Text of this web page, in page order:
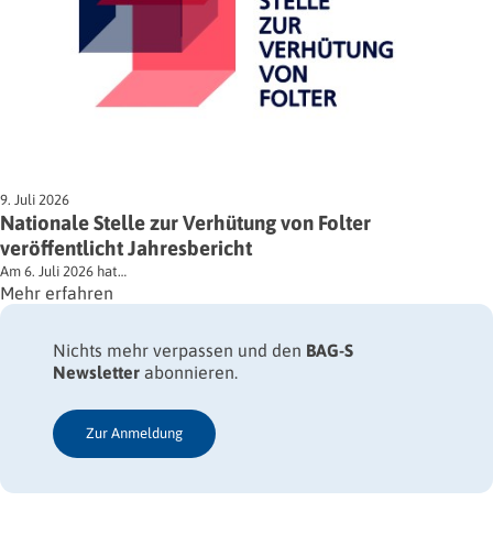
9. Juli 2026
Nationale Stelle zur Verhütung von Folter
veröffentlicht Jahresbericht
Am 6. Juli 2026 hat…
Mehr erfahren
Nichts mehr verpassen und den BAG-S
Newsletter abonnieren.
Zur Anmeldung